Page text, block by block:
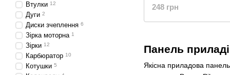
Панель
Якісна приладова
248 грн
Втулки 12
Дуги 2
Диски зчеплення 6
Зірка моторна 1
Зірки 12
Карбюратор 10
Котушки 5